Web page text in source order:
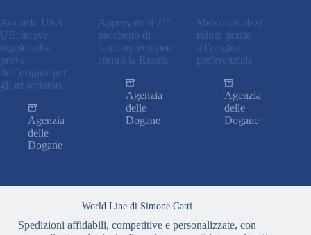
Accordo USA-
UE: nuove
regole sulla
prova
dell’origine per
gli importatori
Agenzia
delle
Dogane
Approvato il 21°
pacchetto di
sanzioni europee
contro la Russia
Agenzia
delle
Dogane
Mercosur: dazi
ridotti grazie
all’origine
preferenziale
Agenzia
delle
Dogane
World Line di Simone Gatti
Spedizioni affidabili, competitive e personalizzate, con